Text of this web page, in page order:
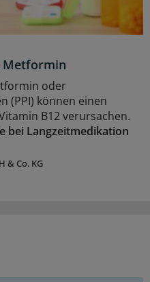
Metformin
oder
(PPI) können einen
B12 verursachen.
bei Langzeitmedikation
& Co. KG